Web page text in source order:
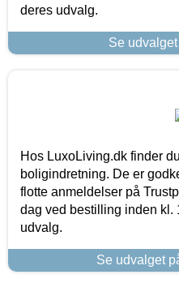
deres udvalg.
Se
Hos LuxoLiving.dk finder
boligindretning. De er
flotte anmeldelser på
dag ved bestilling inden kl.
udvalg.
Se udvalget